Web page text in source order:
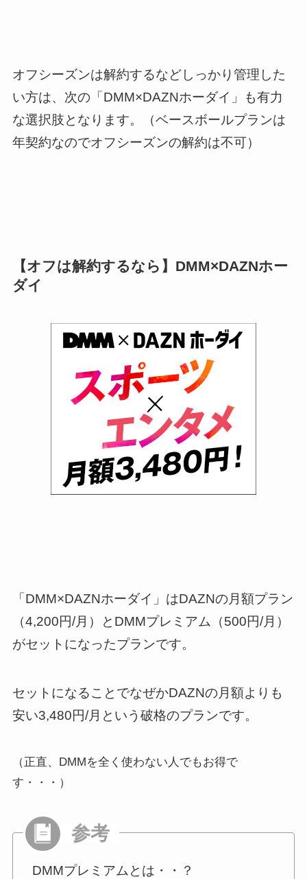
オフシーズンは解約するなどしっかり管理した
い方は、次の「DMM×DAZNホーダイ」も有力
な選択肢となります。（ベースボールプランは
年契約なのでオフシーズンの解約は不可）
【オフは解約するなら】DMM×DAZNホー
ダイ
「DMM×DAZNホーダイ」はDAZNの月額プラン
（4,200円/月）とDMMプレミアム（500円/月）
がセットになったプランです。
セットになることでなぜかDAZNの月額よりも
安い3,480円/月 という破格のプランです。
（正直、DMMを全く使わない人でもお得で
す・・・）
DMMプレミアムとは・・？